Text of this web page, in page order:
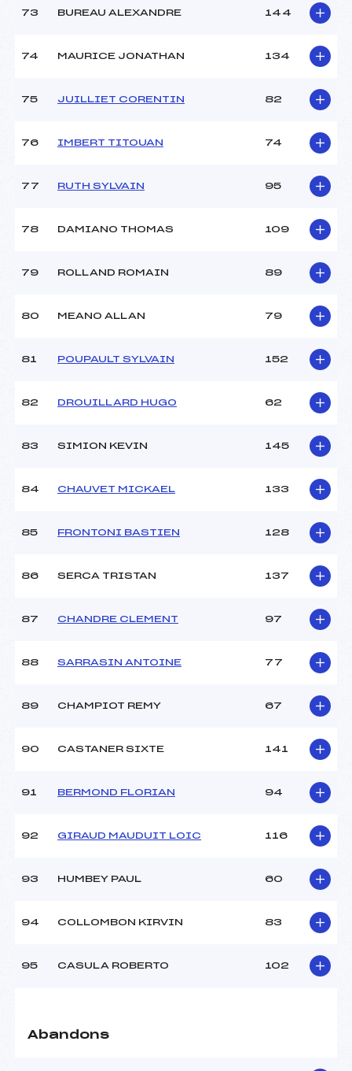
73 BUREAU ALEXANDRE 144
74 MAURICE JONATHAN 134
75 JUILLIET CORENTIN 82
76 IMBERT TITOUAN 74
77 RUTH SYLVAIN 95
78 DAMIANO THOMAS 109
79 ROLLAND ROMAIN 89
80 MEANO ALLAN 79
81 POUPAULT SYLVAIN 152
82 DROUILLARD HUGO 62
83 SIMION KEVIN 145
84 CHAUVET MICKAEL 133
85 FRONTONI BASTIEN 128
86 SERCA TRISTAN 137
87 CHANDRE CLEMENT 97
88 SARRASIN ANTOINE 77
89 CHAMPIOT REMY 67
90 CASTANER SIXTE 141
91 BERMOND FLORIAN 94
92 GIRAUD MAUDUIT LOIC 116
93 HUMBEY PAUL 60
94 COLLOMBON KIRVIN 83
95 CASULA ROBERTO 102
Abandons